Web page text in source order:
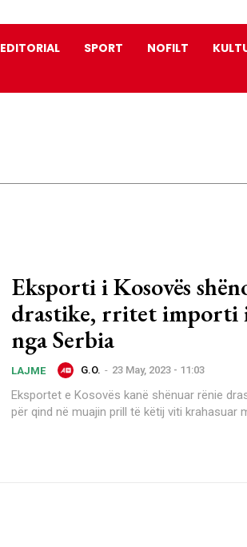
EDITORIAL SPORT NOFILT
Eksporti i Kosovës
drastike, rritet importi
nga Serbia
LAJME G.O. - 23 May, 2023 - 11:03
Eksportet e Kosovës kanë shënuar rënie
për qind në muajin prill të këtij viti krahasuar